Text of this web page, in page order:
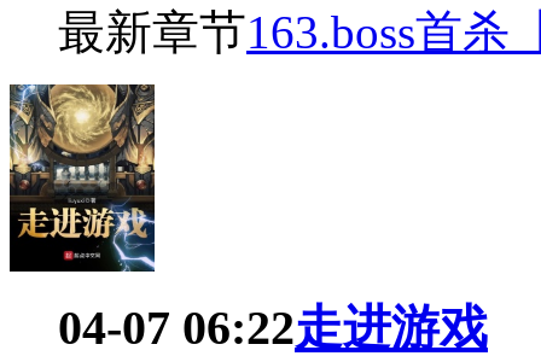
最新章节163.boss首杀
04-07 06:22走进游戏